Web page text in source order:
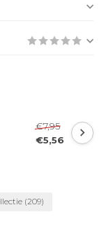
€7,95
€5,56
(209)